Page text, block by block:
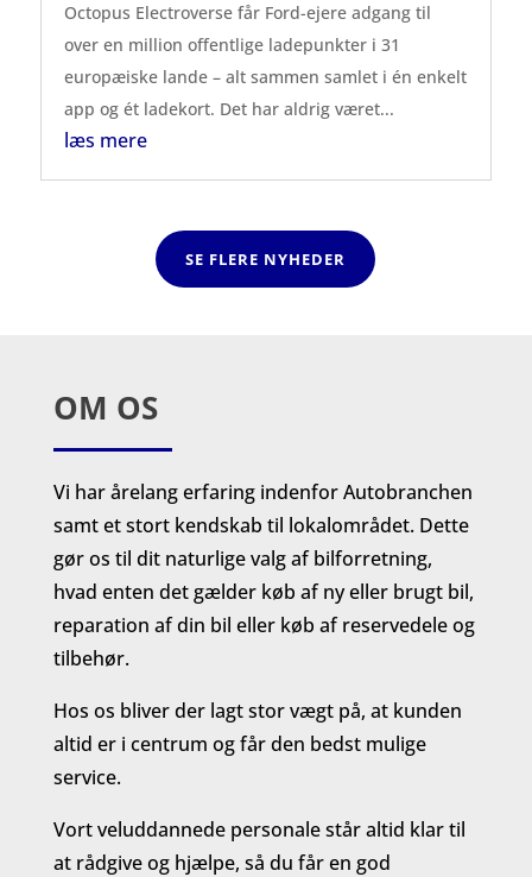
Octopus Electroverse får Ford-ejere adgang til
over en million offentlige ladepunkter i 31
europæiske lande – alt sammen samlet i én enkelt
app og ét ladekort. Det har aldrig været...
læs mere
SE FLERE NYHEDER
OM OS
Vi har årelang erfaring indenfor Autobranchen
samt et stort kendskab til lokalområdet. Dette
gør os til dit naturlige valg af bilforretning,
hvad enten det gælder køb af ny eller brugt bil,
reparation af din bil eller køb af reservedele og
tilbehør.
Hos os bliver der lagt stor vægt på, at kunden
altid er i centrum og får den bedst mulige
service.
Vort veluddannede personale står altid klar til
at rådgive og hjælpe, så du får en god